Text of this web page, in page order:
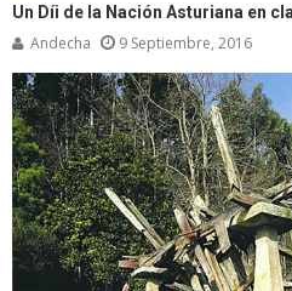
Un Díi de la Nación Asturiana en
Andecha 9 Septiembre, 2016